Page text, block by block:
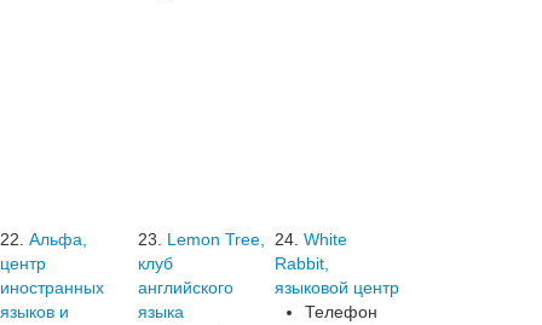
22. Альфа,
центр
иностранных
языков и
23.
Lemon Tree,
клуб
английского
языка
24. White
Rabbit,
языковой центр
Телефон